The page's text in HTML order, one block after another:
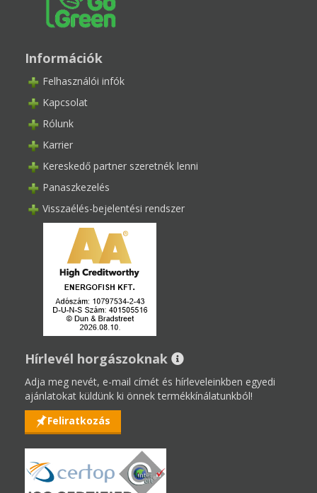
Információk
Felhasználói infók
Kapcsolat
Rólunk
Karrier
Kereskedő partner szeretnék lenni
Panaszkezelés
Visszaélés-bejelentési rendszer
Hírlevél horgászoknak
Adja meg nevét, e-mail címét és hírleveleinkben egyedi
ajánlatokat küldünk ki önnek termékkínálatunkból!
Feliratkozás